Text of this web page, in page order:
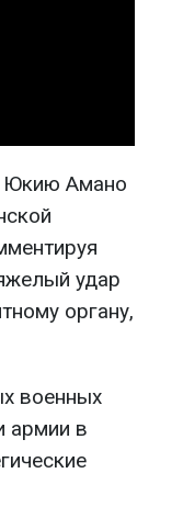
Юкию Амано
удар
органу,
военных
армии в